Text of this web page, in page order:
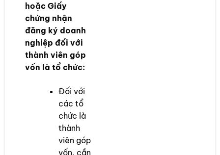
hoặc Giấy
chứng nhận
đăng ký doanh
nghiệp đối với
thành viên góp
vốn là tổ chức:
Đối với
các tổ
chức là
thành
viên góp
vốn, cần